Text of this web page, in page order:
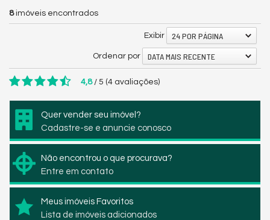
8imóveis encontrados
Exibir 24 POR PÁGINA
Ordenar por DATA MAIS RECENTE
4,8/ 5 (4 avaliações)
Quer vender seu imóvel?
Cadastre-se e anuncie conosco
Não encontrou o que procurava?
Entre em contato
Meus imóveis Favoritos
Lista de imóveis adicionados